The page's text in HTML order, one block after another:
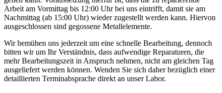
Arbeit am Vormittag bis 12:00 Uhr bei uns eintrifft, damit sie am
Nachmittag (ab 15:00 Uhr) wieder zugestellt werden kann. Hiervon
ausgeschlossen sind gegossene Metallelemente.
Wir bemühen uns jederzeit um eine schnelle Bearbeitung, dennoch
bitten wir um Ihr Verständnis, dass aufwendige Reparaturen, die
mehr Bearbeitungszeit in Anspruch nehmen, nicht am gleichen Tag
ausgeliefert werden können. Wenden Sie sich daher bezüglich einer
detaillierten Terminabsprache direkt an unser Labor.